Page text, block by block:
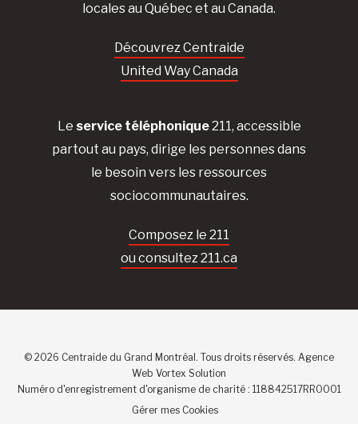
locales au Québec et au Canada.
Découvrez Centraide
United Way Canada
Le service téléphonique211, accessible
partout au pays, dirige les personnes dans
le besoin vers les ressources
sociocommunautaires.
Composez le 211
ou consultez 211.ca
© 2026 Centraide du Grand Montréal. Tous droits réservés. Agence
Web Vortex Solution
Numéro d'enregistrement d'organisme de charité : 118842517RR0001
Gérer mes Cookies